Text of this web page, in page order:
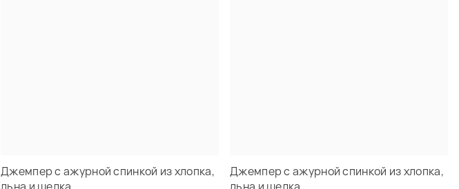
Джемпер с ажурной спинкой из хлопка,
Джемпер с ажурной спинкой из хлопка,